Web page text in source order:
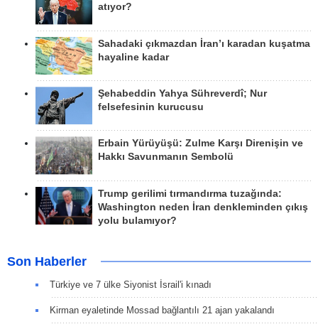
atıyor?
Sahadaki çıkmazdan İran’ı karadan kuşatma
hayaline kadar
Şehabeddin Yahya Sühreverdî; Nur
felsefesinin kurucusu
Erbain Yürüyüşü: Zulme Karşı Direnişin ve
Hakkı Savunmanın Sembolü
Trump gerilimi tırmandırma tuzağında:
Washington neden İran denkleminden çıkış
yolu bulamıyor?
Son Haberler
Türkiye ve 7 ülke Siyonist İsrail'i kınadı
Kirman eyaletinde Mossad bağlantılı 21 ajan yakalandı